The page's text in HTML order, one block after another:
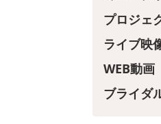
プロジェ
ライブ映
WEB動画
ブライダ